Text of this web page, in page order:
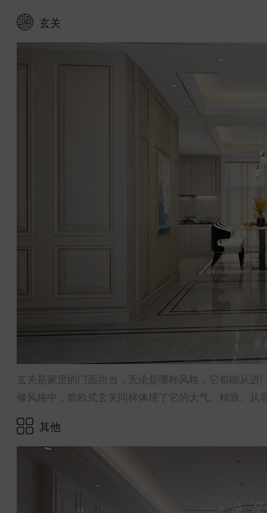
玄关
玄关是家里的门面担当，无论是哪种风格，它都能从
修风格中，简欧式玄关同样体现了它的大气、精致、从
其他